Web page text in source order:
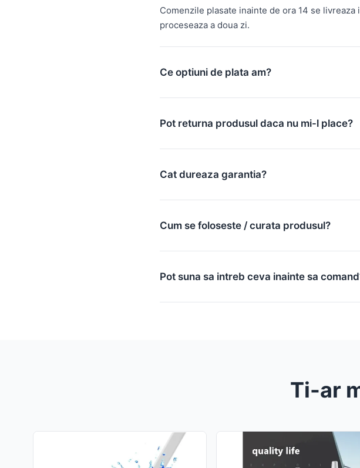
Comenzile plasate inainte de ora 14 se
proceseaza a doua zi.
Ce optiuni de plata am?
Pot returna produsul daca nu mi-l place?
Cat dureaza garantia?
Cum se foloseste / curata produsul?
Pot suna sa intreb ceva inainte sa
Ti-ar